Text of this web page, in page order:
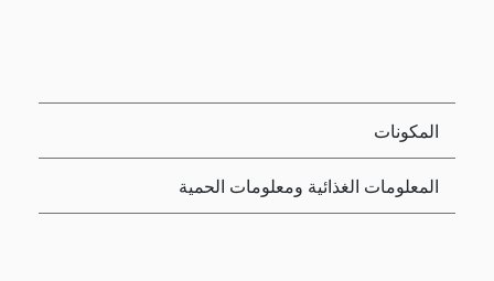
المكونات
المعلومات الغذائية ومعلومات الحمية